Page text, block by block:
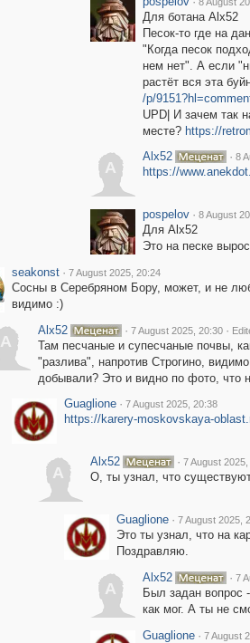
Для ботана Alx52
Песок-то где на
"Когда песок
нем нет". А если
растёт вся эта
/p/
UPD| И зачем так
месте? https://
A
Alx52 · 8
https://
pospelov · 8 August
Для Alx52
Это на песке
seakonst · 7 August 2025, 20:24
Сосны в Серебряном Бору, может, и не
видимо :)
A
Alx52 · 7 August 2025, 20:30 ·
Там песчаные и супесчаные почвы,
"разлива", напротив Строгино,
добывали? Это и видно по фото, что
Guaglione · 7 August 2025, 20:38
https://karery-moskovskaya-
A
Alx52 · 7 August
О, ты узнал, что
Guaglione · 7 August 2025,
Это ты узнал, что на
Поздравляю.
A
Alx52 · 7
Был задан вопрос
как мог. А ты не
Guaglione · 7 August